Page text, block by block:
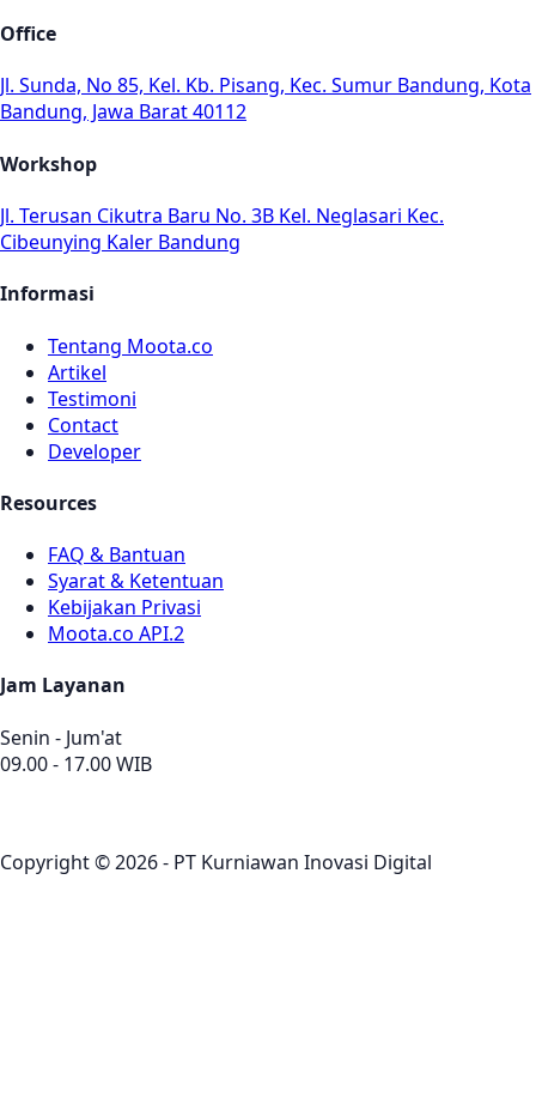
Office
Jl. Sunda, No 85, Kel. Kb. Pisang, Kec. Sumur Bandung, Kota
Bandung, Jawa Barat 40112
Workshop
Jl. Terusan Cikutra Baru No. 3B Kel. Neglasari Kec.
Cibeunying Kaler Bandung
Informasi
Tentang Moota.co
Artikel
Testimoni
Contact
Developer
Resources
FAQ & Bantuan
Syarat & Ketentuan
Kebijakan Privasi
Moota.co API.2
Jam Layanan
Senin - Jum'at
09.00 - 17.00 WIB
Copyright © 2026 - PT Kurniawan Inovasi Digital